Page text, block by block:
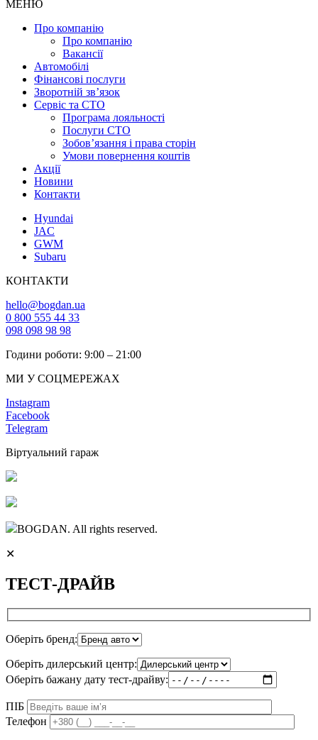
МЕНЮ
Про компанію
Про компанію
Вакансії
Автомобілі
Фінансові послуги
Зворотній зв’язок
Cервіс та СТО
Програма лояльності
Послуги СТО
Зобов’язання і права сторін
Умови повернення коштів
Акції
Новини
Контакти
Hyundai
JAC
GWM
Subaru
КОНТАКТИ
hello@bogdan.ua
0 800 555 44 33
098 098 98 98
Години роботи: 9:00 – 21:00
МИ У СОЦМЕРЕЖАХ
Instagram
Facebook
Telegram
Віртуальний гараж
BOGDAN. All rights reserved.
✕
ТЕСТ-ДРАЙВ
Оберіть бренд:
Оберіть дилерський центр:
Оберіть бажану дату тест-драйву:
ПІБ
Телефон